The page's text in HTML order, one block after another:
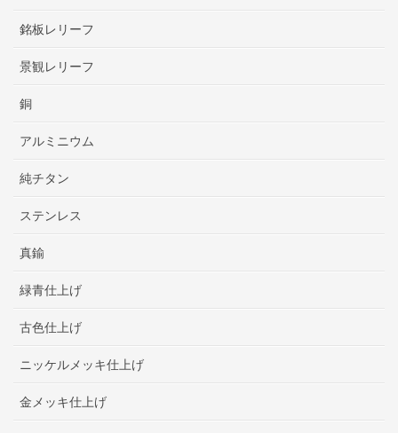
銘板レリーフ
景観レリーフ
銅
アルミニウム
純チタン
ステンレス
真鍮
緑青仕上げ
古色仕上げ
ニッケルメッキ仕上げ
金メッキ仕上げ